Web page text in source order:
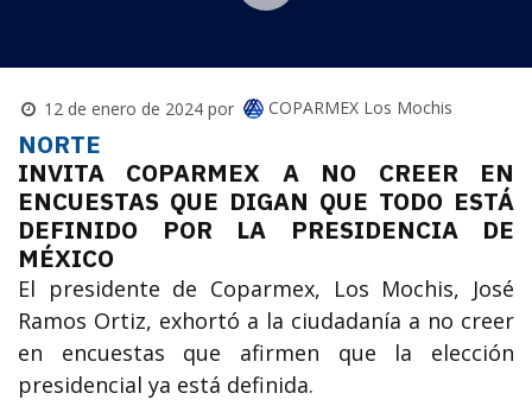
12 de enero de 2024 por COPARMEX Los Mochis
NORTE
INVITA COPARMEX A NO CREER EN
ENCUESTAS QUE DIGAN QUE TODO ESTÁ
DEFINIDO POR LA PRESIDENCIA DE
MÉXICO
El presidente de Coparmex, Los Mochis, José
Ramos Ortiz, exhortó a la ciudadanía a no creer
en encuestas que afirmen que la elección
presidencial ya está definida.